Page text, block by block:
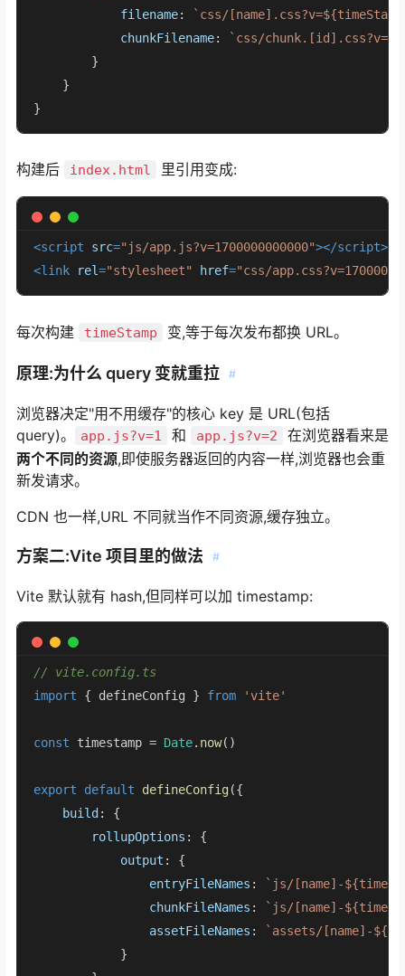
filename: `css/[name].css?v=
chunkFilename: `css/chunk.[id].css?v=
        }
    }
}
构建后 index.html 里引用变成:
<script src="js/app.js?v=1700000000000"></script>
<link rel="stylesheet" href="css/
每次构建 timeStamp 变,等于每次发布都换 URL。
原理:为什么 query 变就重拉 #
浏览器决定"用不用缓存"的核心 key 是 URL(包括
query)。
app.js?v=1 和 app.js?v=2
在浏览器看来是
两个不同的资源,即使服务器返回的内容一样,浏览器也会重
新发请求。
CDN 也一样,URL 不同就当作不同资源,缓存独立。
方案二:Vite 项目里的做法 #
Vite 默认就有 hash,但同样可以加 timestamp:
// vite.config.ts
import { defineConfig } from 'vite'
const timestamp = Date. now()
export default defineConfig({
build: {
rollupOptions : {
output : {
entryFileNames : `js/[name]-
chunkFileNames : `js/[name]-
assetFileNames : `assets/[name]-
            }